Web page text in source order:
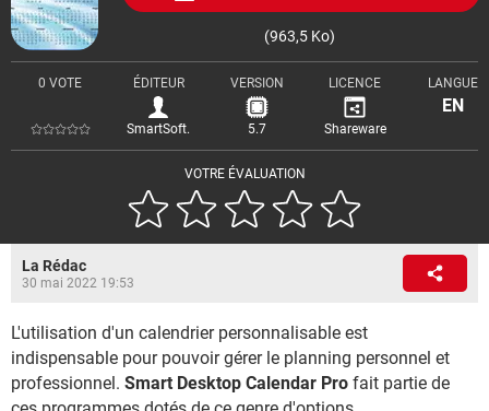
(963,5 Ko)
VOTRE ÉVALUATION
0 VOTE ÉDITEUR
SmartSoft.
VERSION
5.7
LICENCE
Shareware
LANGUE
EN
La Rédac
30 mai 2022 19:53
L'utilisation d'un calendrier personnalisable est
indispensable pour pouvoir gérer le planning personnel et
professionnel. Smart Desktop Calendar Pro fait partie de